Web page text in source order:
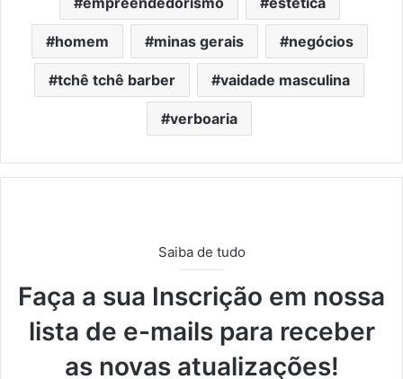
homem minas gerais negócios
tchê tchê barber vaidade masculina
verboaria
Saiba de tudo
Faça a sua Inscrição em nossa
lista de e-mails para receber
as novas atualizações!